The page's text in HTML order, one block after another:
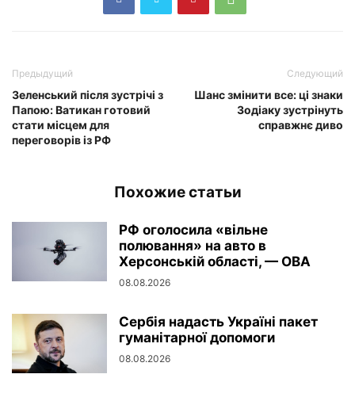
Предыдущий
Зеленський після зустрічі з
Папою: Ватикан готовий
стати місцем для
переговорів із РФ
Следующий
Шанс змінити все: ці знаки
Зодіаку зустрінуть
справжнє диво
Похожие статьи
РФ оголосила «вільне
полювання» на авто в
Херсонській області, — ОВА
08.08.2026
Сербія надасть Україні пакет
гуманітарної допомоги
08.08.2026